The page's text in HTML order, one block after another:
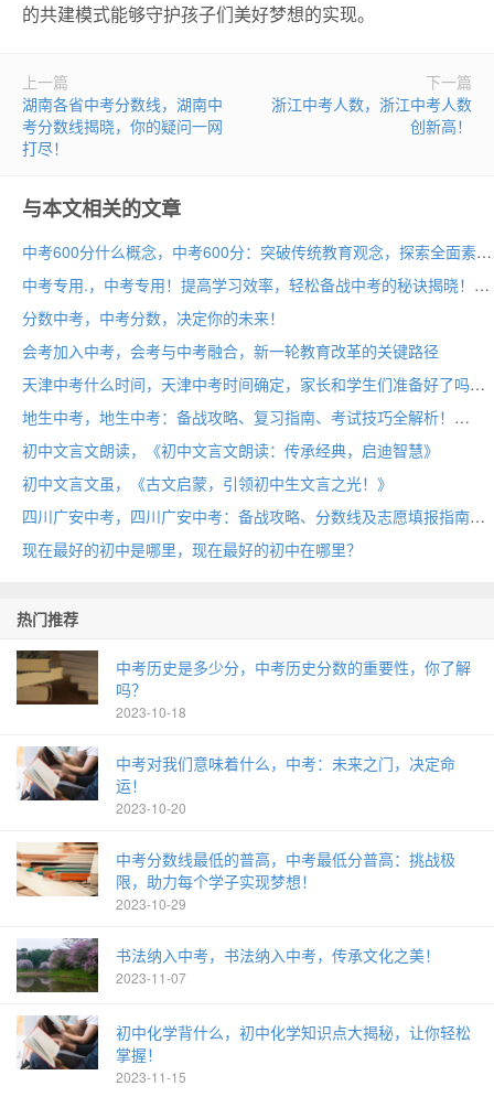
的共建模式能够守护孩子们美好梦想的实现。
上一篇
湖南各省中考分数线，湖南中
考分数线揭晓，你的疑问一网
打尽！
下一篇
浙江中考人数，浙江中考人数
创新高！
与本文相关的文章
中考600分什么概念，中考600分：突破传统教育观念，探索全面素质发展之路
中考专用.，中考专用！提高学习效率，轻松备战中考的秘诀揭晓！
分数中考，中考分数，决定你的未来！
会考加入中考，会考与中考融合，新一轮教育改革的关键路径
天津中考什么时间，天津中考时间确定，家长和学生们准备好了吗？
地生中考，地生中考：备战攻略、复习指南、考试技巧全解析！
初中文言文朗读，《初中文言文朗读：传承经典，启迪智慧》
初中文言文虽，《古文启蒙，引领初中生文言之光！》
四川广安中考，四川广安中考：备战攻略、分数线及志愿填报指南！
现在最好的初中是哪里，现在最好的初中在哪里？
热门推荐
中考历史是多少分，中考历史分数的重要性，你了解
吗？
2023-10-18
中考对我们意味着什么，中考：未来之门，决定命
运！
2023-10-20
中考分数线最低的普高，中考最低分普高：挑战极
限，助力每个学子实现梦想！
2023-10-29
书法纳入中考，书法纳入中考，传承文化之美！
2023-11-07
初中化学背什么，初中化学知识点大揭秘，让你轻松
掌握！
2023-11-15